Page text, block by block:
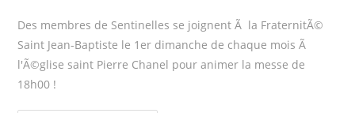
Des membres de Sentinelles se joignent Ã la FraternitÃ©
Saint Jean-Baptiste le 1er dimanche de chaque mois Ã
l'Ã©glise saint Pierre Chanel pour animer la messe de
18h00 !